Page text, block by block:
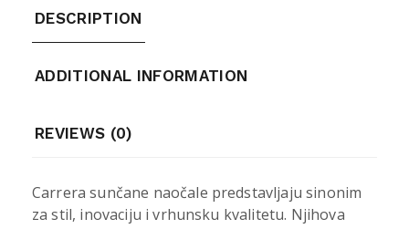
DESCRIPTION
ADDITIONAL INFORMATION
REVIEWS (0)
Carrera sunčane naočale predstavljaju sinonim
za stil, inovaciju i vrhunsku kvalitetu. Njihova